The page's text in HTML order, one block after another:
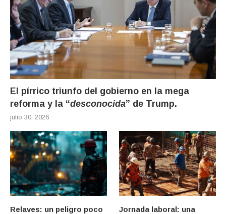
El pírrico triunfo del gobierno en la mega
reforma y la “desconocida” de Trump.
julio 30, 2026
Relaves: un peligro poco
Jornada laboral: una